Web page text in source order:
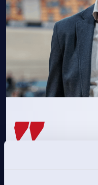
“Wij zijn